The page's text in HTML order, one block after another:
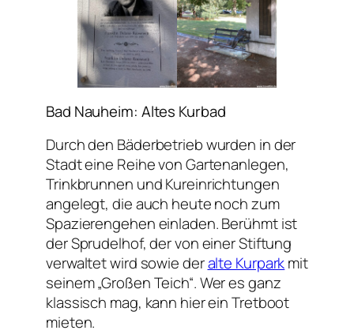
Bad Nauheim: Altes Kurbad
Durch den Bäderbetrieb wurden in der
Stadt eine Reihe von Gartenanlegen,
Trinkbrunnen und Kureinrichtungen
angelegt, die auch heute noch zum
Spazierengehen einladen. Berühmt ist
der Sprudelhof, der von einer Stiftung
verwaltet wird sowie deralte Kurparkmit
seinem „Großen Teich“. Wer es ganz
klassisch mag, kann hier ein Tretboot
mieten.